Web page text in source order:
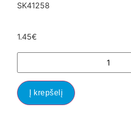
SK41258
1.45€
Į krepšelį